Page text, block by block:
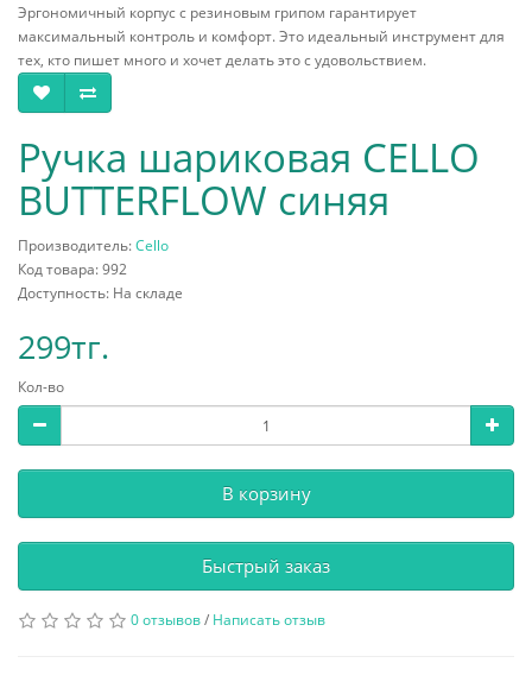
Эргономичный корпус с резиновым грипом гарантирует
максимальный контроль и комфорт. Это идеальный инструмент для
тех, кто пишет много и хочет делать это с удовольствием.
Ручка шариковая CELLO
BUTTERFLOW синяя
Производитель:Cello
Код товара: 992
Доступность: На складе
299тг.
Кол-во
В корзину
Быстрый заказ
0 отзывов/ Написать отзыв